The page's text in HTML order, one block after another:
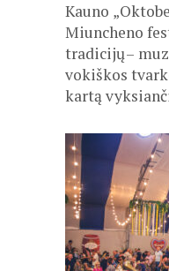
Kauno
Miuncheno
tradicijų –
vokiškos
kartą